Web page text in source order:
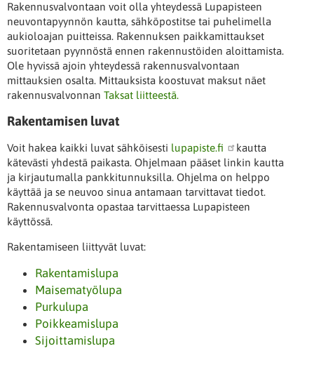
Rakennusvalvontaan voit olla yhteydessä Lupapisteen
neuvontapyynnön kautta, sähköpostitse tai puhelimella
aukioloajan puitteissa. Rakennuksen paikkamittaukset
suoritetaan pyynnöstä ennen rakennustöiden aloittamista.
Ole hyvissä ajoin yhteydessä rakennusvalvontaan
mittauksien osalta. Mittauksista koostuvat maksut näet
rakennusvalvonnan Taksat liitteestä.
Rakentamisen luvat
Voit hakea kaikki luvat sähköisesti lupapiste.fi
kautta
kätevästi yhdestä paikasta. Ohjelmaan pääset linkin kautta
ja kirjautumalla pankkitunnuksilla. Ohjelma on helppo
käyttää ja se neuvoo sinua antamaan tarvittavat tiedot.
Rakennusvalvonta opastaa tarvittaessa Lupapisteen
käyttössä.
Rakentamiseen liittyvät luvat:
Rakentamislupa
Maisematyölupa
Purkulupa
Poikkeamislupa
Sijoittamislupa